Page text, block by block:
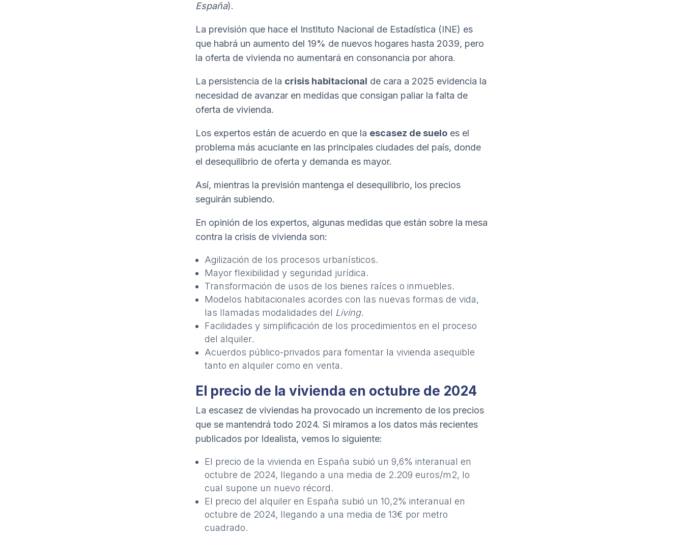
España).
La previsión que hace el Instituto Nacional de Estadística (INE) es
que habrá un aumento del 19% de nuevos hogares hasta 2039, pero
la oferta de vivienda no aumentará en consonancia por ahora.
La persistencia de la crisis habitacional de cara a 2025 evidencia la
necesidad de avanzar en medidas que consigan paliar la falta de
oferta de vivienda.
Los expertos están de acuerdo en que la escasez de suelo es el
problema más acuciante en las principales ciudades del país, donde
el desequilibrio de oferta y demanda es mayor.
Así, mientras la previsión mantenga el desequilibrio, los precios
seguirán subiendo.
En opinión de los expertos, algunas medidas que están sobre la mesa
contra la crisis de vivienda son:
Agilización de los procesos urbanísticos.
Mayor flexibilidad y seguridad jurídica.
Transformación de usos de los bienes raíces o inmuebles.
Modelos habitacionales acordes con las nuevas formas de vida,
las llamadas modalidades del Living.
Facilidades y simplificación de los procedimientos en el proceso
del alquiler.
Acuerdos público-privados para fomentar la vivienda asequible
tanto en alquiler como en venta.
El precio de la vivienda en octubre de 2024
La escasez de viviendas ha provocado un incremento de los precios
que se mantendrá todo 2024. Si miramos a los datos más recientes
publicados por Idealista, vemos lo siguiente:
El precio de la vivienda en España subió un 9,6% interanual en
octubre de 2024, llegando a una media de 2.209 euros/m2, lo
cual supone un nuevo récord.
El precio del alquiler en España subió un 10,2% interanual en
octubre de 2024, llegando a una media de 13€ por metro
cuadrado.